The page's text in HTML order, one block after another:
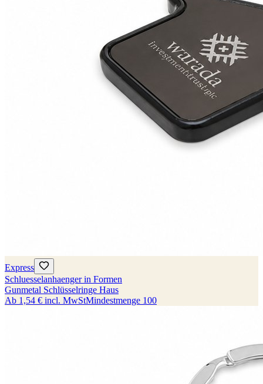
Express
Schluesselanhaenger in Formen
Gunmetal Schlüsselringe Haus
Ab 1,54 € incl. MwStMindestmenge 100